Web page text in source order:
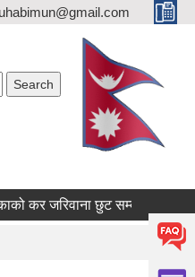
कर जरिवाना छुट सम्बन्धी सूचना ।